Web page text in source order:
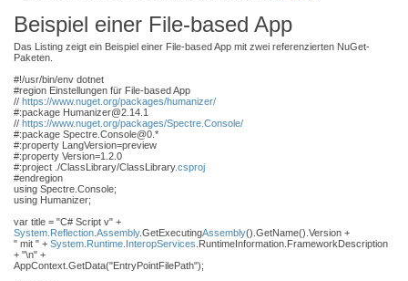
Beispiel einer File-based App
Das Listing zeigt ein Beispiel einer File-based App mit zwei referenzierten NuGet-
Paketen.
#!/usr/bin/env dotnet
#region Einstellungen für File-based App
// https://www.nuget.org/packages/humanizer/
#:package Humanizer@2.14.1
// https://www.nuget.org/packages/Spectre.Console/
#:package Spectre.Console@0.*
#:property LangVersion=preview
#:property Version=1.2.0
#:project ./ClassLibrary/ClassLibrary.csproj
#endregion
using Spectre.Console;
using Humanizer;
var title = "C# Script v" +
System.Reflection Assembly.GetExecutingAssembly().GetName().Version +
" mit " + System.Runtime.InteropServices .RuntimeInformation.FrameworkDescription
+ "\n" +
AppContext.GetData("EntryPointFilePath");